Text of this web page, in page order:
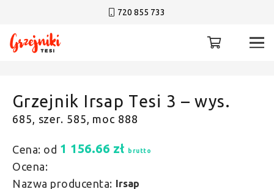
720 855 733
Grzejnik Irsap Tesi 3 – wys.
685, szer. 585, moc 888
Cena: od 1 156.66 zł brutto
Ocena:
Nazwa producenta: Irsap